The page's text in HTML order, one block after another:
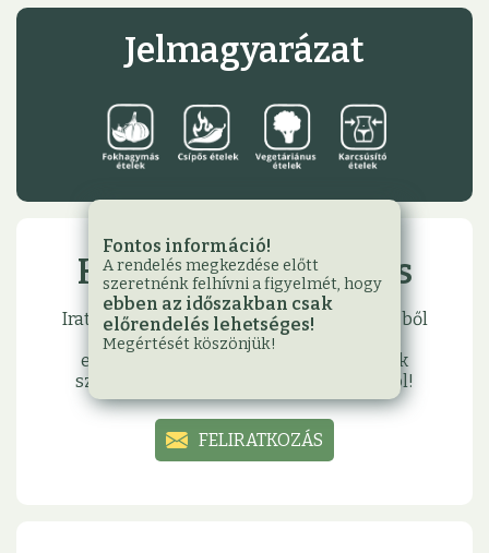
Jelmagyarázat
Hírlevél feliratkozás
Iratkozzon fel hírlevelünkre, hogy első kézből
értesülhessen legfrissebb akcióinkról,
eseményeinkről, és hogy meglephessük
születésnapja vagy névnapja alkalmából!
FELIRATKOZÁS
Fontos információ!
A rendelés megkezdése előtt
szeretnénk felhívni a figyelmét, hogy
ebben az időszakban csak
előrendelés lehetséges!
Megértését köszönjük!